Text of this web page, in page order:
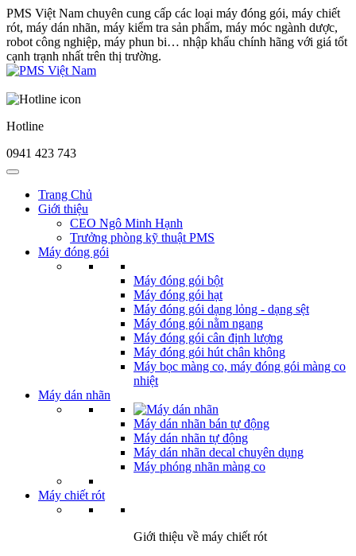
PMS Việt Nam chuyên cung cấp các loại máy đóng gói, máy chiết
rót, máy dán nhãn, máy kiểm tra sản phẩm, máy móc ngành dược,
robot công nghiệp, máy phun bi… nhập khẩu chính hãng với giá tốt
cạnh trạnh nhất trên thị trường.
Hotline
0941 423 743
Trang Chủ
Giới thiệu
CEO Ngô Minh Hạnh
Trưởng phòng kỹ thuật PMS
Máy đóng gói
Máy đóng gói bột
Máy đóng gói hạt
Máy đóng gói dạng lỏng - dạng sệt
Máy đóng gói nằm ngang
Máy đóng gói cân định lượng
Máy đóng gói hút chân không
Máy bọc màng co, máy đóng gói màng co
nhiệt
Máy dán nhãn
Máy dán nhãn bán tự động
Máy dán nhãn tự động
Máy dán nhãn decal chuyên dụng
Máy phóng nhãn màng co
Máy chiết rót
Giới thiệu về máy chiết rót